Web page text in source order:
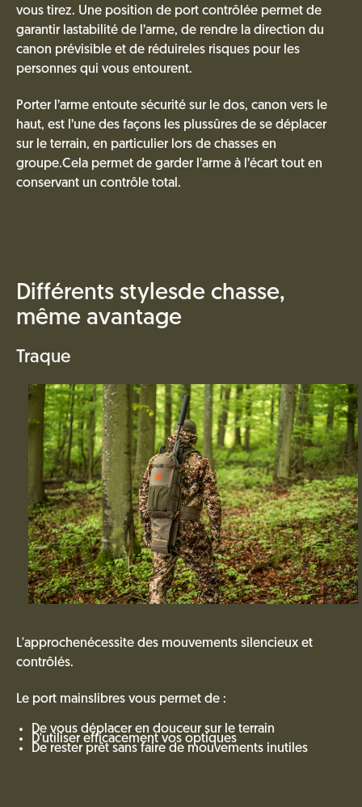
vous tirez. Une position de port contrôlée permet de
garantir lastabilité de l’arme, de rendre la direction du
canon prévisible et de réduireles risques pour les
personnes qui vous entourent.
Porter l’arme entoute sécurité sur le dos, canon vers le
haut, est l’une des façons les plussûres de se déplacer
sur le terrain, en particulier lors de chasses en
groupe.Cela permet de garder l’arme à l’écart tout en
conservant un contrôle total.
Différents stylesde chasse,
même avantage
Traque
L'approchenécessite des mouvements silencieux et
contrôlés.
Le port mainslibres vous permet de :
De vous déplacer en douceur sur le terrain
D'utiliser efficacement vos optiques
De rester prêt sans faire de mouvements inutiles